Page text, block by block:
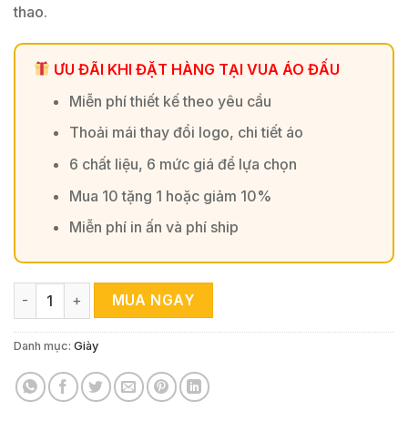
thao.
ƯU ĐÃI KHI ĐẶT HÀNG TẠI VUA ÁO ĐẤU
Miễn phí thiết kế theo yêu cầu
Thoải mái thay đổi logo, chi tiết áo
6 chất liệu, 6 mức giá để lựa chọn
Mua 10 tặng 1 hoặc giảm 10%
Miễn phí in ấn và phí ship
Giày đá bóng AKKA Speed 2 FG phối cam neon bạc – Nổi
MUA NGAY
Danh mục: Giày